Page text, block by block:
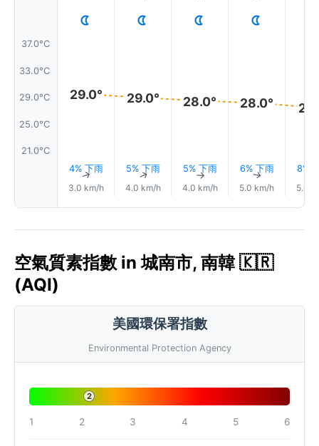
37.0°C
33.0°C
29.0°C
25.0°C
21.0°C
29.0°
4% 下雨
↑
3.0 km/h
29.0°
5% 下雨
↑
4.0 km/h
28.0°
5% 下雨
↑
4.0 km/h
28.0°
6% 下雨
↑
5.0 km/h
8%
5.0
空氣質素指數 in 城南市, 南韓 🇰🇷
(AQI)
美國環保署指數
Environmental Protection Agency
2
1 2 3 4 5 6